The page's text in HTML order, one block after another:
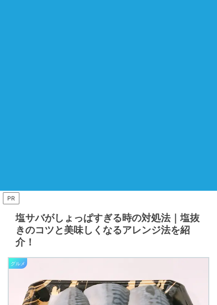
PR
塩サバがしょっぱすぎる時の対処法｜塩抜
きのコツと美味しくなるアレンジ法を紹
介！
グルメ